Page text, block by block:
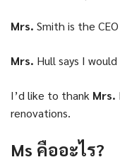
Mrs. Smith is the
Mrs. Hull says I
I’d like to thank Mrs.
renovations.
Ms คืออะไร?